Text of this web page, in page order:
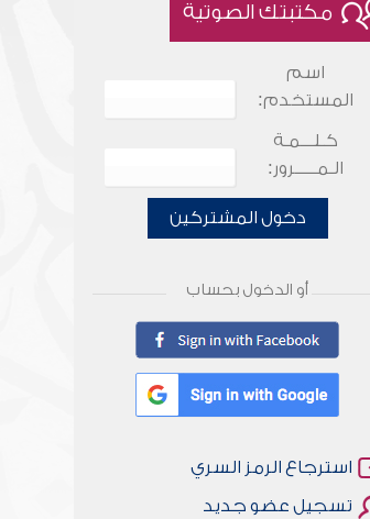
مكتبتك الصوتية
اسم
المستخدم:
كـلـــمـة
الـمـــــرور:
دخول المشتركين
أو الدخول بحساب
استرجاع الرمز السري
تسجيل عضو جديد